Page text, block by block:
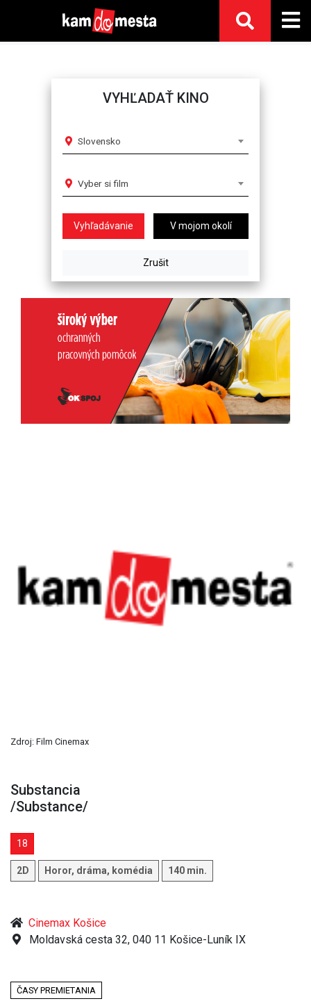
VYHĽADAŤ KINO
Slovensko
Vyber si film
V mojom okolí
Next
Zdroj: Film Cinemax
Substancia
/Substance/
18
2D Horor, dráma, komédia 140 min.
Cinemax Košice
Moldavská cesta 32, 040 11 Košice-Luník IX
ČASY PREMIETANIA